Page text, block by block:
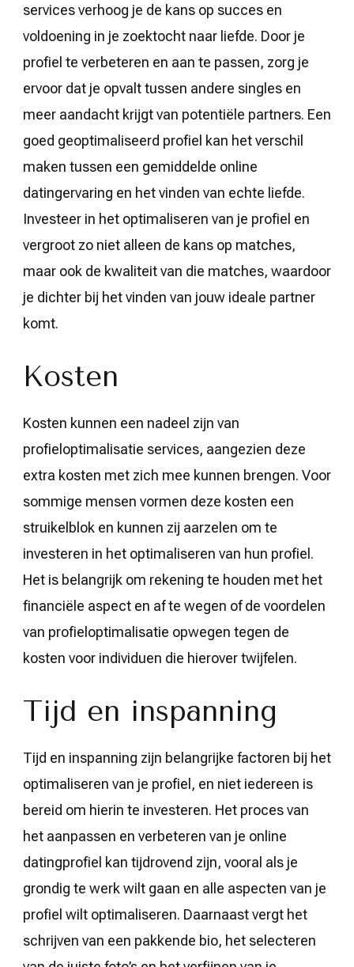
services verhoog je de kans op succes en
voldoening in je zoektocht naar liefde. Door je
profiel te verbeteren en aan te passen, zorg je
ervoor dat je opvalt tussen andere singles en
meer aandacht krijgt van potentiële partners. Een
goed geoptimaliseerd profiel kan het verschil
maken tussen een gemiddelde online
datingervaring en het vinden van echte liefde.
Investeer in het optimaliseren van je profiel en
vergroot zo niet alleen de kans op matches,
maar ook de kwaliteit van die matches, waardoor
je dichter bij het vinden van jouw ideale partner
komt.
Kosten
Kosten kunnen een nadeel zijn van
profieloptimalisatie services, aangezien deze
extra kosten met zich mee kunnen brengen. Voor
sommige mensen vormen deze kosten een
struikelblok en kunnen zij aarzelen om te
investeren in het optimaliseren van hun profiel.
Het is belangrijk om rekening te houden met het
financiële aspect en af te wegen of de voordelen
van profieloptimalisatie opwegen tegen de
kosten voor individuen die hierover twijfelen.
Tijd en inspanning
Tijd en inspanning zijn belangrijke factoren bij het
optimaliseren van je profiel, en niet iedereen is
bereid om hierin te investeren. Het proces van
het aanpassen en verbeteren van je online
datingprofiel kan tijdrovend zijn, vooral als je
grondig te werk wilt gaan en alle aspecten van je
profiel wilt optimaliseren. Daarnaast vergt het
schrijven van een pakkende bio, het selecteren